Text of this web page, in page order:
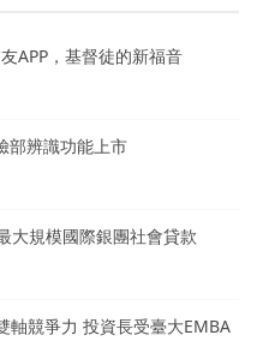
APP，基督徒的新福音
部辨識功能上市
大規模國際銀團社會貸款
軸競爭力 投資長受臺大EMBA